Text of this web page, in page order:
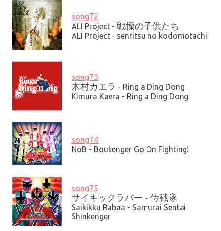
song72
ALI Project - 戦慄の子供たち
ALI Project - senritsu no kodomotachi
song73
木村カエラ - Ring a Ding Dong
Kimura Kaera - Ring a Ding Dong
song74
NoB - Boukenger Go On Fighting!
song75
サイキックラバー - 侍戦隊
Saikikku Rabaa - Samurai Sentai
Shinkenger